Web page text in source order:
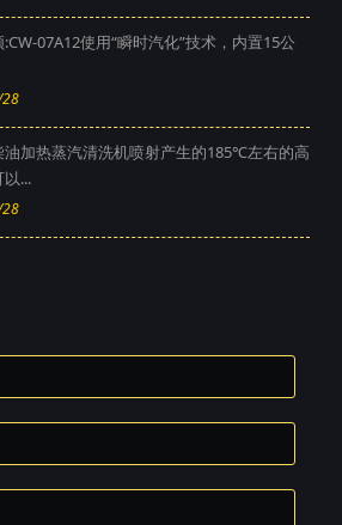
07A12使用“瞬时汽化”技术，内置15公
油加热蒸汽清洗机喷射产生的185℃左右的高
...